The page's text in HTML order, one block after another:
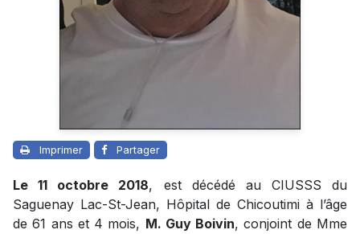
Imprimer Partager
Le 11 octobre 2018, est décédé au CIUSSS du
Saguenay Lac-St-Jean, Hôpital de Chicoutimi à l’âge
de 61 ans et 4 mois, M. Guy Boivin, conjoint de Mme